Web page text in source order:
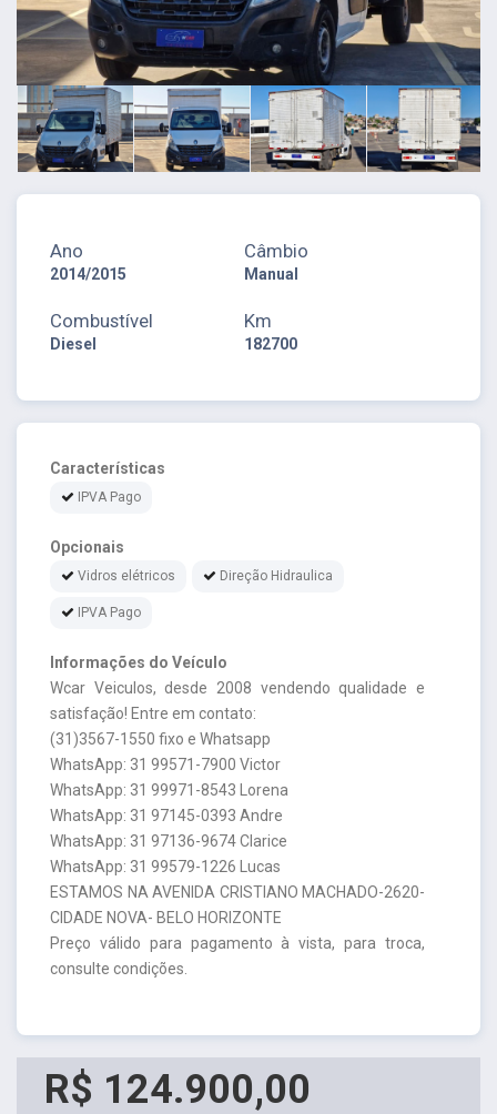
Ano
2014/2015
Câmbio
Manual
Combustível
Diesel
Km
182700
Características
IPVA Pago
Opcionais
Vidros elétricos Direção Hidraulica
IPVA Pago
Informações do Veículo
Wcar Veiculos, desde 2008 vendendo qualidade e
satisfação! Entre em contato:
(31)3567-1550 fixo e Whatsapp
WhatsApp: 31 99571-7900 Victor
WhatsApp: 31 99971-8543 Lorena
WhatsApp: 31 97145-0393 Andre
WhatsApp: 31 97136-9674 Clarice
WhatsApp: 31 99579-1226 Lucas
ESTAMOS NA AVENIDA CRISTIANO MACHADO-2620-
CIDADE NOVA- BELO HORIZONTE
Preço válido para pagamento à vista, para troca,
consulte condições.
R$ 124.900,00